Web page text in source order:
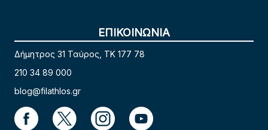
ΕΠΙΚΟΙΝΩΝΙΑ
Δήμητρος 31 Ταύρος, TK 177 78
210 34 89 000
blog@filathlos.gr